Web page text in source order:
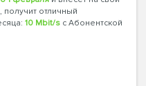
, получит отличный
10 Mbit/s c Абонентской